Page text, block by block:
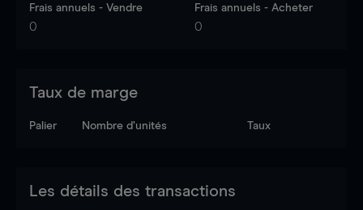
Frais annuels - Vendre
0
Frais annuels - Acheter
0
Taux de marge
Palier Nombre d’unités Taux
Les détails des transactions